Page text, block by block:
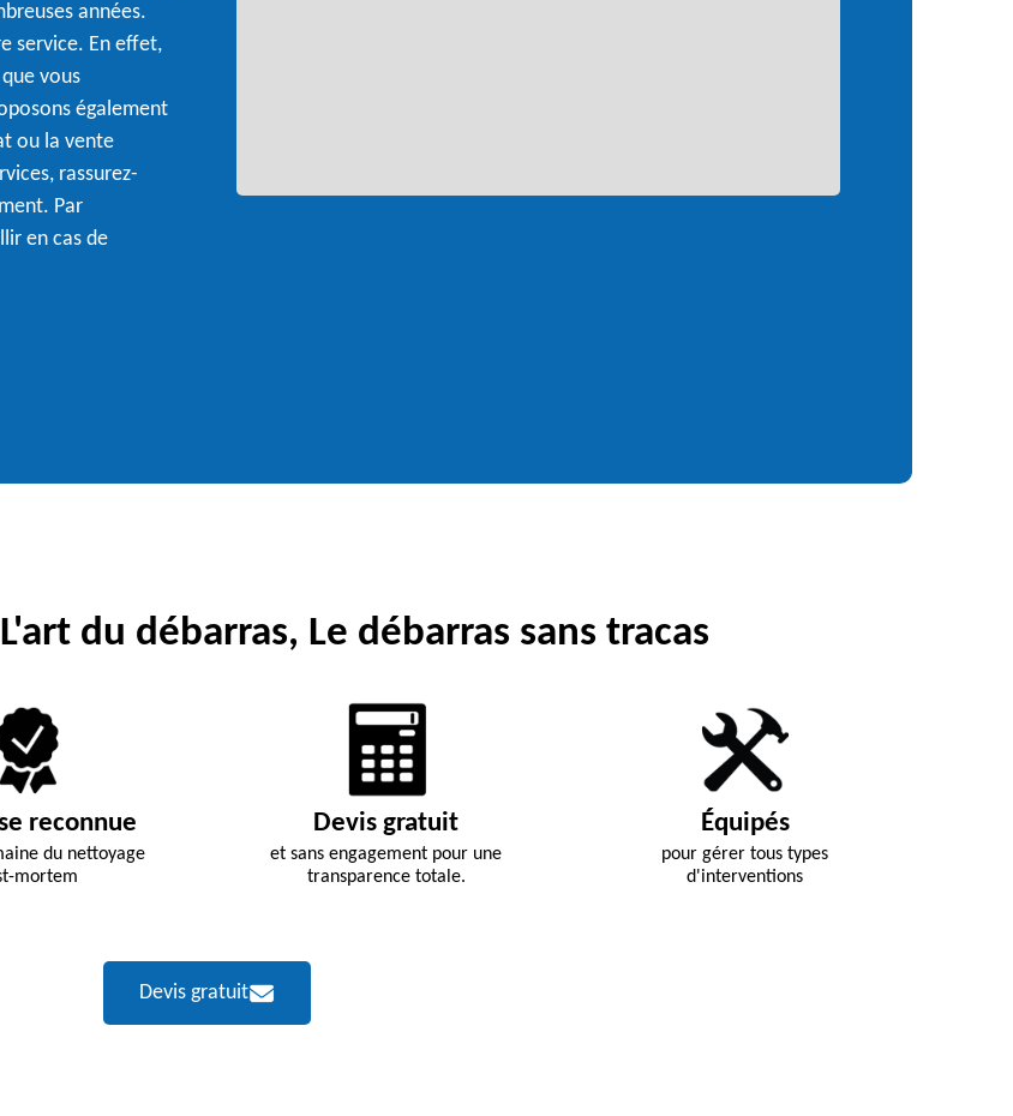
années.
service. En effet,
vous
également
ou la vente
rassurez-
Par
en cas de
du débarras, Le débarras sans tracas
reconnue
du nettoyage
mortem
Devis gratuit
et sans engagement pour une
transparence totale.
Équipés
pour gérer tous types
d'interventions
Devis gratuit